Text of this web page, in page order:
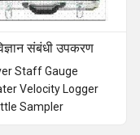
संबंधी उपकरण
Staff Gauge
Velocity Logger
Sampler